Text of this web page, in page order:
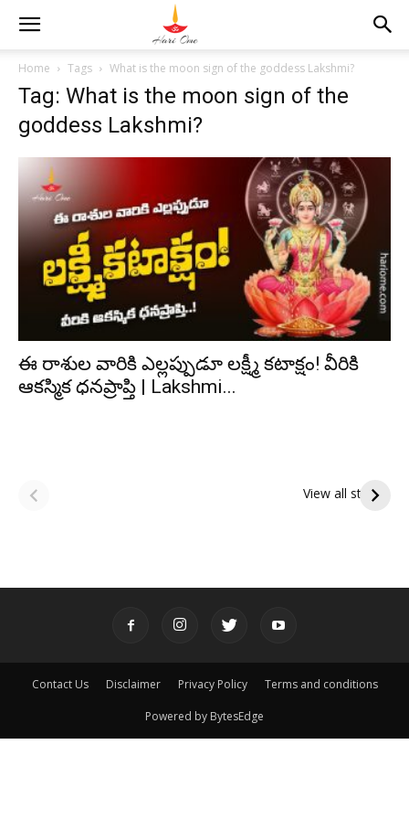
Home Tags What is the moon sign of the goddess Lakshmi?
Tag: What is the moon sign of the
goddess Lakshmi?
ఈ రాశుల వారికి ఎల్లప్పుడూ లక్ష్మీ కటాక్షం! వీరికి
ఆకస్మిక ధనప్రాప్తి | Lakshmi...
View all stories
పితృదేవతల ఆశీర్వాదం
ఇంద్రకీలాద్రి గిరి ప్రదక్షిణ
Contact Us Disclaimer Privacy Policy Terms and conditions
Powered by BytesEdge